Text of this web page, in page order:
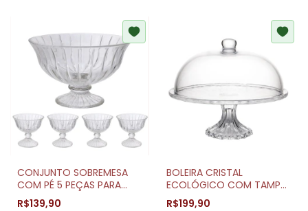
CONJUNTO SOBREMESA
COM PÉ 5 PEÇAS PARA
MESA POSTA
R$139,90
BOLEIRA CRISTAL
ECOLÓGICO COM TAMPA
DIAMOND 31CM
R$199,90